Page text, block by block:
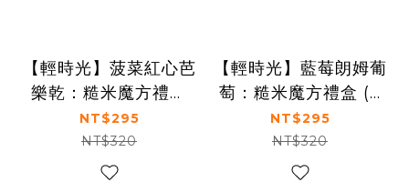
【輕時光】菠菜紅心芭
樂乾：糙米魔方禮盒
(8入/盒)
NT$295
NT$320
【輕時光】藍莓朗姆葡
萄：糙米魔方禮盒 (8
入/盒)
NT$295
NT$320